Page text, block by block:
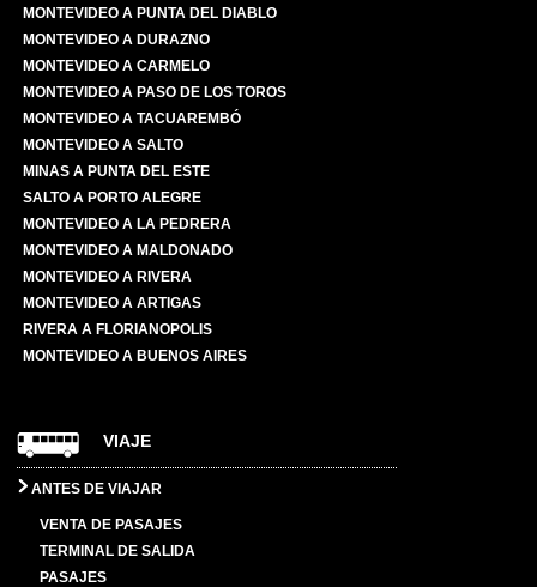
MONTEVIDEO A PUNTA DEL DIABLO
MONTEVIDEO A DURAZNO
MONTEVIDEO A CARMELO
MONTEVIDEO A PASO DE LOS TOROS
MONTEVIDEO A TACUAREMBÓ
MONTEVIDEO A SALTO
MINAS A PUNTA DEL ESTE
SALTO A PORTO ALEGRE
MONTEVIDEO A LA PEDRERA
MONTEVIDEO A MALDONADO
MONTEVIDEO A RIVERA
MONTEVIDEO A ARTIGAS
RIVERA A FLORIANOPOLIS
MONTEVIDEO A BUENOS AIRES
VIAJE
ANTES DE VIAJAR
VENTA DE PASAJES
TERMINAL DE SALIDA
PASAJES